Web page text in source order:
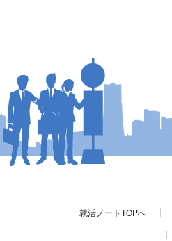
就活ノートTOPへ